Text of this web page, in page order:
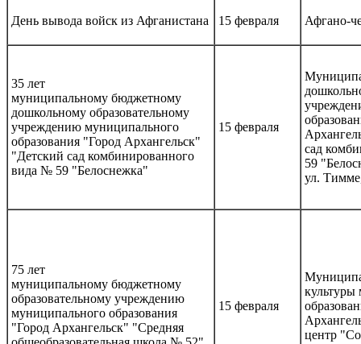
День вывода войск из Афганистана 15 февраля Афгано-
35 лет
муниципальному бюджетному
дошкольному образовательному
учреждению муниципального
образования "Город Архангельск"
"Детский сад комбинированного
вида № 59 "Белоснежка"
15 февраля
сад
59
ул.
75 лет
муниципальному бюджетному
образовательному учреждению
муниципального образования
"Город Архангельск" "Средняя
15 февраля
культуры
центр